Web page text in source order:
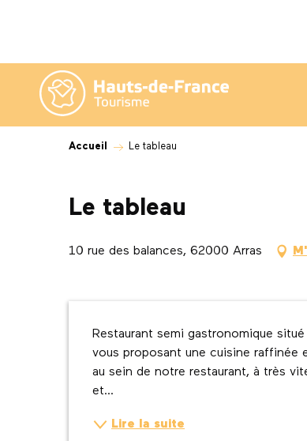
contenu
principal
Accueil Le tableau
Le tableau
10 rue des balances, 62000 Arras
Description
Restaurant semi gastronomique
vous proposant une cuisine raffinée
au sein de notre restaurant, à très
et...
Lire la suite